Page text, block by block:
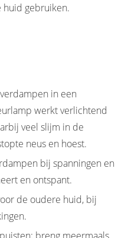
gebruiken.
in een
werkt verlichtend
veel slijm in de
neus en hoest.
bij spanningen en
en ontspant.
de oudere huid, bij